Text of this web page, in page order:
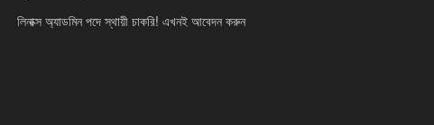
লিনাক্স অ্যাডমিন পদে স্থায়ী চাকরি! এখনই আবেদন করুন